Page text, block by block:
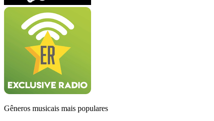
Gêneros musicais mais populares